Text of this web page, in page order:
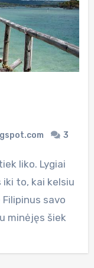
3
iki to, kai kelsiu
savo
minėjęs šiek